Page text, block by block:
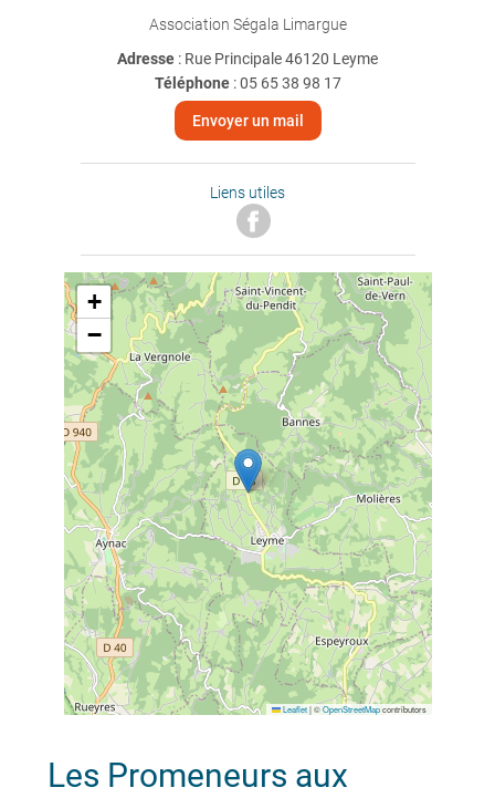
Association Ségala Limargue
Adresse : Rue Principale 46120 Leyme
Téléphone:05 65 38 98 17
Envoyer un mail
Liens utiles
+
−
Leaflet |©OpenStreetMapcontributors
Les Promeneurs aux